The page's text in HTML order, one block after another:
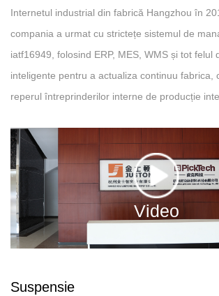
Internetul industrial din fabrică Hangzhou în
compania a urmat cu strictețe sistemul de
iatf16949, folosind ERP, MES, WMS și tot felul
inteligente pentru a actualiza continuu fabrica,
reperul întreprinderilor interne de producție
Video
Suspensie